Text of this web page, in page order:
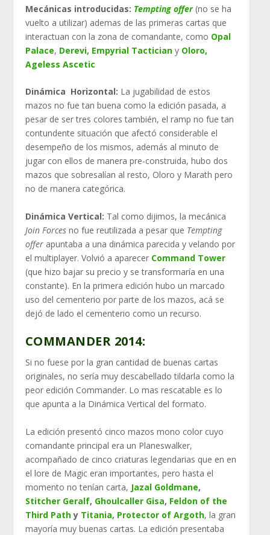
Mecánicas introducidas: Tempting offer(no se ha
vuelto a utilizar) ademas de las primeras cartas que
interactuan con la zona de comandante, como Opal
Palace, Derevi, Empyrial Tacticiany Oloro,
Ageless Ascetic
Dinámica Horizontal: La jugabilidad de estos
mazos no fue tan buena como la edición pasada, a
pesar de ser tres colores también, el ramp no fue tan
contundente situación que afectó considerable el
desempeño de los mismos, además al minuto de
jugar con ellos de manera pre-construida, hubo dos
mazos que sobresalían al resto, Oloro y Marath pero
no de manera categórica.
Dinámica Vertical: Tal como dijimos, la mecánica
Join Forcesno fue reutilizada a pesar que Tempting
offerapuntaba a una dinámica parecida y velando por
el multiplayer. Volvió a aparecer Command Tower
(que hizo bajar su precio y se transformaría en una
constante). En la primera edición hubo un marcado
uso del cementerio por parte de los mazos, acá se
dejó de lado el cementerio como un recurso.
COMMANDER 2014:
Si no fuese por la gran cantidad de buenas cartas
originales, no sería muy descabellado tildarla como la
peor edición Commander. Lo mas rescatable es lo
que apunta a la Dinámica Vertical del formato.
La edición presentó cinco mazos mono color cuyo
comandante principal era un Planeswalker,
acompañado de cinco criaturas legendarias que en en
el lore de Magic eran importantes, pero hasta el
momento no tenían carta, Jazal Goldmane,
Stitcher Geralf, Ghoulcaller Gisa, Feldon of the
Third Pathy Titania, Protector of Argoth, la gran
mayoría muy buenas cartas. La edición presentaba